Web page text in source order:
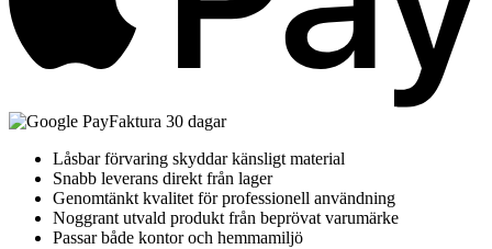
Faktura 30 dagar
Låsbar förvaring skyddar känsligt material
Snabb leverans direkt från lager
Genomtänkt kvalitet för professionell användning
Noggrant utvald produkt från beprövat varumärke
Passar både kontor och hemmamiljö